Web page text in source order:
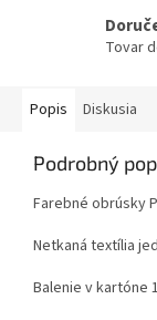
Tovar
Popis Diskusia
Podrobný
Farebné obrúsky
Netkaná textília
Balenie v kartóne